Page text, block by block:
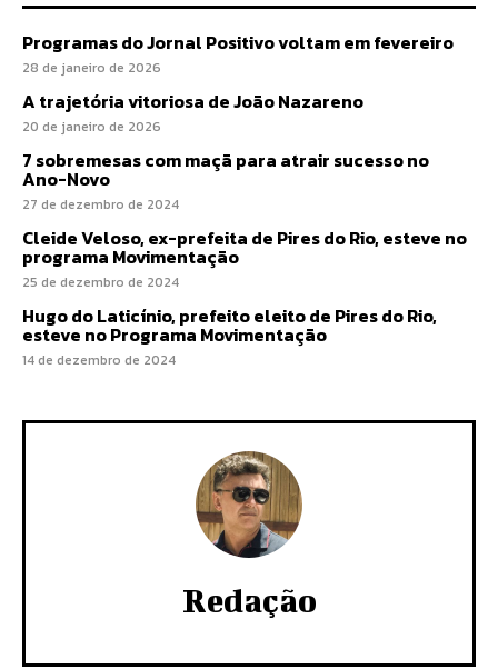
Programas do Jornal Positivo voltam em fevereiro
28 de janeiro de 2026
A trajetória vitoriosa de João Nazareno
20 de janeiro de 2026
7 sobremesas com maçã para atrair sucesso no
Ano-Novo
27 de dezembro de 2024
Cleide Veloso, ex-prefeita de Pires do Rio, esteve no
programa Movimentação
25 de dezembro de 2024
Hugo do Laticínio, prefeito eleito de Pires do Rio,
esteve no Programa Movimentação
14 de dezembro de 2024
Redação